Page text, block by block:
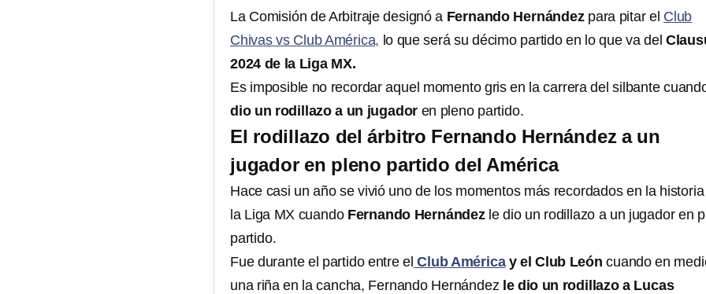
La Comisión de Arbitraje designó a Fernando Hernándezpara pitar el Club
Chivas vs Club América, lo que será su décimo partido en lo que va del
2024 de la Liga MX.
Es imposible no recordar aquel momento gris en la carrera del silbante
dio un rodillazo a un jugador en pleno partido.
El rodillazo del árbitro Fernando Hernández a un
jugador en pleno partido del América
Hace casi un año se vivió uno de los momentos más recordados en la
la Liga MX cuando Fernando Hernández le dio un rodillazo a un jugador en
partido.
Fue durante el partido entre el Club Américay el Club León cuando en
una riña en la cancha, Fernando Hernández le dio un rodillazo a Lucas